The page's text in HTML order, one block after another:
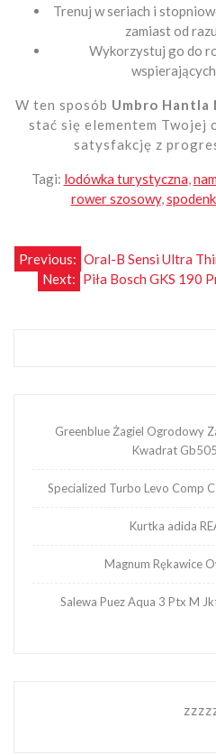
Trenuj w seriach i
zamiast od
Wykorzystuj go do
W ten sposób Umbro Hantla
stać się elementem Twojej
satysfakcję z
Tagi: lodówka turystyczna,
rower szosowy,
Nawigacja
wpisu
Previous: Oral-B Sensi Ultra
Next: Piła Bosch GKS 190
Greenblue Żagiel Ogrodowy
Kwadrat
Specialized Turbo Levo Comp
Kurtka adida
Magnum Rękawice
Salewa Puez Aqua 3 Ptx M